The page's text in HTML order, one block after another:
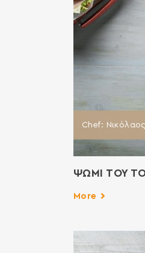
Chef:
ΨΩΜΙ ΤΟΥ
More